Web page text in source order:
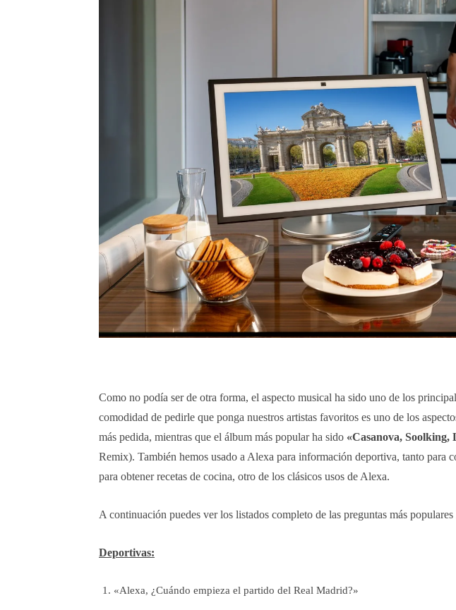
Como no podía ser de otra forma, el aspecto musical ha sido uno de los
comodidad de pedirle que ponga nuestros artistas favoritos es uno de los
más pedida, mientras que el álbum más popular ha sido «Casanova,
Remix). También hemos usado a Alexa para información deportiva, tanto para
para obtener recetas de cocina, otro de los clásicos usos de Alexa.
A continuación puedes ver los listados completo de las preguntas más
Deportivas:
«Alexa, ¿Cuándo empieza el partido del Real Madrid?»